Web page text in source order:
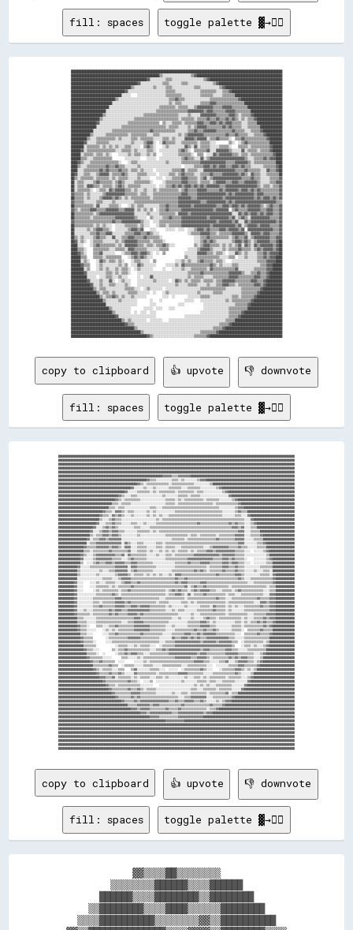
fill: spaces toggle palette ▓→✊🏽
██████████████████████████████████████████████████████████████████████████████████████████████████████████████████████████████████████
████████████████████████████████████████████████████████▒▒░░░░░░░░░░░░░░░░░░▒▒▓▓██████████████████████████████████████████████████████
████████████████████████████████████████████████▓▓░░░░░░░░░░▒▒▒▒░░░░░░░░░░░░░░░░░░░░▒▒▓▓██████████████████████████████████████████████
██████████████████████████████████████████▓▓░░░░░░░░░░░░░░▒▒▒▒░░░░░░░░▒▒▒▒░░░░░░░░░░░░░░░░▒▒▓▓████████████████████████████████████████
██████████████████████████████████████▒▒░░░░░░░░░░░░▒▒░░░░░░▒▒▒▒░░░░░░░░░░░░░░▒▒▒▒░░░░░░░░░░░░▒▒▓▓████████████████████████████████████
██████████████████████████████████▓▓░░░░░░░░░░░░░░░░░░░░░░░░▒▒▒▒▒▒░░░░░░░░░░░░░░░░▒▒▒▒▒▒▒▒▒▒░░░░▒▒▒▒▓▓████████████████████████████████
████████████████████████████████░░░░░░    ░░░░░░░░░░░░░░░░░░▒▒▒▒▒▒▒▒▒▒░░░░░░░░░░░░▒▒▒▒▒▒▒▒░░░░░░▒▒▒▒▒▒▒▒██████████████████████████████
████████████████████████████▒▒░░░░░░░░░░░░░░░░░░░░░░░░░░░░░░░░▒▒▒▒▓▓▒▒▒▒░░░░░░░░░░░░░░░░▒▒▒▒▒▒▒▒▒▒▒▒▒▒▒▒▒▒▓▓██████████████████████████
██████████████████████████░░░░░░░░░░░░░░░░░░░░░░░░░░░░░░░░░░░░▒▒░░▒▒▒▒░░░░░░░░░░░░▒▒▒▒▒▒▓▓▓▓▒▒▒▒▒▒▒▒▒▒▒▒▒▒▒▒▒▒████████████████████████
████████████████████████░░░░░░░░░░░░░░░░░░░░░░░░░░░░░░░░▒▒▒▒▒▒▒▒▒▒░░▒▒▒▒▒▒░░░░▒▒▓▓▓▓▓▓▓▓▓▓▒▒▒▒▒▒▓▓▓▓▓▓▒▒▒▒▒▒▒▒▒▒██████████████████████
██████████████████████░░░░░░░░░░░░░░░░░░░░░░░░░░░░░░░░▒▒▒▒▒▒▒▒▒▒▒▒▒▒▒▒▒▒▒▒▓▓▓▓▓▓▓▓▓▓▒▒▓▓▓▓▒▒▒▒▒▒▒▒▓▓▓▓▓▓▒▒▒▒▒▒▒▒▒▒████████████████████
████████████████████▒▒░░░░░░░░░░░░░░░░░░░░░░░░▒▒▒▒▒▒▒▒▒▒▒▒▒▒▒▒▒▒▒▒▒▒░░░░░░▒▒░░░░░░▓▓▓▓▓▓▓▓▓▓▒▒▒▒▒▒▒▒▓▓▓▓▒▒░░▒▒▒▒▒▒▓▓██████████████████
██████████████████▒▒░░░░░░░░░░░░░░░░░░░░▒▒▒▒▒▒▒▒▒▒▒▒▒▒▒▒▒▒▒▒▒▒▒▒▒▒▒▒░░▒▒▒▒▒▒▒▒░░▒▒▒▒▒▒▓▓▒▒▒▒▓▓▒▒▒▒▓▓▒▒▓▓▒▒░░▒▒░░▒▒▒▒▓▓████████████████
████████████████▓▓░░░░░░░░░░░░░░░░░░▒▒▒▒▒▒▒▒▒▒▒▒▒▒▒▒▒▒▒▒  ▒▒░░░░▒▒▒▒▒▒░░▒▒▒▒▒▒▒▒▓▓▓▓▒▒▒▒▓▓▓▓▒▒▓▓▒▒▓▓▓▓▒▒▒▒▒▒░░░░▒▒▒▒▒▒████████████████
████████████████░░░░░░░░░░░░░░░░▒▒▒▒▒▒▒▒▒▒▒▒▒▒▒▒▒▒▒▒▒▒▒▒▒▒▒▒░░▒▒▒▒▒▒░░░░░░▒▒░░▒▒▓▓▓▓▓▓▒▒▒▒▒▒▒▒▒▒▓▓▒▒▓▓▒▒▒▒▒▒░░░░▒▒▒▒▒▒▒▒██████████████
██████████████░░░░░░░░░░░░▒▒▒▒▒▒▒▒▒▒▒▒▒▒▒▒▒▒▒▒▒▒▒▒▓▓▒▒▒▒▒▒▒▒▒▒▒▒▒▒░░░░░░░░▒▒▒▒▓▓▒▒▒▒▓▓▓▓▓▓▓▓▒▒▒▒▒▒▒▒▒▒▓▓▒▒▒▒▒▒░░░░▒▒▒▒▒▒▓▓████████████
████████████▒▒░░░░░░░░▒▒▒▒▒▒▒▒▒▒▒▒▒▒░░▒▒▒▒▒▒▒▒▒▒░░░░▒▒▒▒░░░░░░░░░░░░▒▒░░▒▒▓▓▓▓▓▓▓▓▓▓▒▒▒▒▒▒▒▒▒▒▒▒▒▒▓▓▒▒▒▒▓▓▒▒▒▒▒▒░░░░▒▒▒▒▒▒▓▓██████████
██████████▒▒░░░░▒▒▒▒▒▒▒▒▒▒▒▒░░▒▒░░░░░░▒▒▒▒░░▒▒▒▒▒▒▒▒░░░░░░▒▒▒▒░░▒▒░░░░░░▓▓▓▓▓▓▒▒▓▓▓▓▓▓░░▒▒▒▒▓▓▒▒▒▒▒▒░░  ▒▒▒▒▓▓▒▒▒▒▒▒▒▒▒▒▒▒▒▒▓▓████████
████████▓▓░░░░░░▒▒▒▒▒▒▒▒░░░░░░░░░░░░░░▒▒░░░░░░▒▒▓▓▓▓░░  ░░▓▓▒▒▒▒▒▒░░░░▒▒▒▒▒▒▒▒▒▒░░▒▒▒▒▒▒░░░░        ▒▒░░  ░░▒▒▓▓▒▒▒▒▒▒▒▒▒▒▒▒▒▒████████
████████░░▒▒▒▒▒▒▒▒░░▒▒░░▒▒░░▒▒░░░░▒▒▒▒░░░░░░  ▒▒▓▓▒▒░░    ░░▒▒░░░░░░░░░░▓▓▒▒░░▓▓░░▒▒▒▒▒▒░░░░░░▒▒▒▒▒▒░░    ▒▒▒▒▒▒░░▒▒▒▒▒▒▒▒▒▒▒▒▓▓██████
██████▓▓░░▒▒▒▒▒▒▒▒▒▒▒▒▒▒▒▒▒▒░░░░▒▒▒▒▒▒░░▒▒░░░░░░▒▒▒▒░░  ░░░░░░░░░░░░▒▒▓▓▒▒░░  ▒▒▒▒▒▒▒▒▓▓░░░░▓▓▓▓▓▓▓▓▒▒░░░░░░▓▓░░▒▒▒▒▒▒░░▒▒▒▒▒▒▓▓██████
██████░░▒▒▒▒▒▒░░▒▒▒▒░░▒▒░░    ░░░░░░▒▒░░▒▒▒▒░░░░▒▒░░▒▒    ░░░░░░░░░░▒▒▒▒▒▒▒▒░░  ▒▒▒▒  ░░░░▓▓▒▒▓▓▓▓▓▓▓▓▒▒▒▒░░▒▒▒▒░░▒▒▒▒▒▒▒▒▒▒▒▒▒▒▓▓████
██████▒▒▒▒░░░░▒▒▒▒▒▒▒▒▒▒▒▒        ░░░░░░░░░░    ░░░░░░  ░░░░░░░░░░░░░░▒▒▓▓▒▒▒▒░░░░▓▓░░▒▒▓▓▓▓▓▓▓▓▓▓▓▓▓▓▓▓▓▓▓▓▓▓▒▒░░░░▒▒▒▒▒▒▓▓▒▒▓▓▓▓████
████▓▓▒▒░░░░▒▒▒▒▒▒▒▒▒▒▒▒▒▒▒▒▒▒░░    ░░▒▒▒▒░░░░░░░░░░░░░░░░░░▒▒░░░░░░░░▒▒▒▒▒▒▒▒▒▒▒▒▓▓▓▓▓▓▓▓▓▓▓▓▓▓▓▓▒▒▒▒▒▒▓▓▓▓▓▓▓▓▒▒░░▒▒▒▒▒▒▒▒▒▒▒▒▒▒████
████▒▒░░░░▒▒▒▒▒▒▒▒▒▒▒▒▓▓▒▒▒▒▓▓▒▒▒▒░░░░░░░░▒▒░░░░░░░░░░░░░░░░░░░░░░░░░░  ░░░░░░▒▒▒▒▒▒▓▓▓▓▒▒▓▓▒▒▓▓▓▓▒▒▒▒▓▓▓▓▒▒▓▓▒▒▒▒░░░░░░░░▒▒▒▒▒▒▒▒▓▓██
████░░░░▒▒▒▒▒▒▒▒▒▒▓▓▒▒▓▓▒▒▒▒▒▒▓▓▒▒▒▒░░▒▒▒▒░░▒▒░░░░░░  ░░░░░░░░░░▒▒▒▒▒▒▓▓░░▒▒▒▒▒▒░░░░▓▓▓▓▓▓▓▓▓▓▓▓▓▓▓▓▓▓▓▓▒▒▒▒▒▒▓▓▒▒▒▒▒▒▒▒░░░░▓▓▒▒▒▒▓▓██
██▓▓░░░░▒▒▒▒░░░░▒▒▓▓▓▓▓▓░░▒▒▒▒▒▒▓▓▒▒░░░░░░▒▒▒▒▒▒░░░░░░  ░░░░░░▒▒▒▒░░▒▒▓▓▒▒▒▒▒▒░░░░▒▒▒▒▒▒▓▓▒▒▒▒▒▒▓▓▓▓▓▓▓▓▓▓▒▒▓▓▒▒░░▓▓▒▒▒▒░░░░▒▒▒▒▒▒▒▒██
██▒▒░░▒▒▒▒▒▒▒▒░░▒▒▒▒▒▒▒▒░░▒▒░░▒▒▒▒▒▒░░░░░░▒▒░░░░░░    ░░░░  ░░░░▒▒▒▒▒▒▓▓▓▓▒▒▒▒▒▒░░▒▒▓▓░░▒▒▓▓▓▓▓▓▓▓▓▓▓▓▓▓▓▓▓▓▒▒▒▒▒▒▓▓▒▒▒▒░░░░░░▒▒▒▒▒▒▓▓
██░░▒▒▒▒░░░░░░▒▒▓▓▒▒▒▒▒▒▒▒░░▒▒▓▓▒▒░░░░░░▒▒▒▒▒▒▒▒▒▒░░      ░░▒▒▒▒▒▒▒▒▒▒▓▓▓▓▒▒▒▒▒▒░░▒▒▒▒▒▒░░▒▒▓▓▓▓▓▓▒▒▒▒▓▓▓▓▒▒▒▒▓▓▓▓▓▓▓▓▒▒░░░░░░▒▒▒▒▓▓▓▓
██░░▒▒▒▒░░▓▓▓▓▒▒▒▒░░▒▒▒▒▒▒░░▒▒▓▓▒▒░░▒▒▒▒▒▒▒▒░░░░░░░░░░  ░░░░▒▒▒▒▓▓▒▒▓▓▒▒▓▓▓▓▒▒▓▓▒▒▓▓▒▒▓▓▓▓▓▓▓▓▒▒▒▒▓▓▓▓▓▓▓▓▓▓▓▓▓▓▓▓▓▓▓▓▒▒░░▒▒▒▒░░▒▒▒▒▓▓
██░░▒▒▒▒▒▒▒▒░░  ░░▒▒▒▒░░▓▓▒▒▓▓▓▓▓▓▒▒▒▒░░▒▒░░░░▒▒░░░░▒▒░░▒▒▒▒▒▒▒▒▒▒▒▒░░▒▒▓▓▒▒▒▒▒▒▓▓▓▓▓▓▒▒▒▒▒▒▒▒▓▓▒▒▓▓▓▓▓▓▓▓▒▒▓▓▓▓▒▒▓▓▒▒▓▓▒▒▒▒▒▒▒▒▒▒▒▒▓▓
▓▓▒▒▒▒▒▒░░▒▒░░░░░░░░▒▒▓▓▓▓▓▓▓▓▓▓▓▓▒▒▒▒▒▒▒▒░░▒▒▒▒░░░░▒▒▒▒▒▒▒▒▒▒▒▒▒▒▒▒▒▒▓▓▓▓▒▒▒▒▒▒▓▓▓▓▓▓▓▓▓▓▓▓▓▓▓▓▓▓▒▒▓▓▒▒▓▓▓▓▓▓▓▓▓▓▓▓▒▒▓▓▓▓▒▒▒▒▒▒▒▒▒▒▓▓
██▒▒▒▒▒▒░░▒▒░░░░░░▒▒▓▓▓▓▓▓▒▒▓▓▒▒░░▒▒░░▒▒▒▒▒▒▒▒▒▒▒▒░░▒▒▒▒▒▒▒▒▒▒▒▒▒▒▒▒▓▓▓▓▓▓▓▓▒▒▒▒▓▓▓▓▓▓▓▓▓▓▓▓▓▓▓▓▒▒▓▓▓▓▓▓▓▓▓▓▓▓▓▓▓▓▓▓▒▒▓▓▒▒▓▓▓▓▒▒▓▓▒▒▓▓
▓▓▒▒▒▒▒▒░░░░░░░░▒▒▒▒░░░░░░▒▒░░░░░░░░░░░░▒▒▒▒▒▒▒▒▒▒▒▒▒▒▒▒▒▒▒▒▒▒▒▒▒▒▒▒▓▓▓▓▓▓▓▓▓▓▓▓▓▓▒▒▒▒▓▓▓▓▓▓▓▓▓▓▓▓▒▒▓▓▒▒▓▓▓▓▓▓▓▓▓▓▓▓▓▓▓▓▓▓▓▓▓▓▓▓▓▓▒▒▒▒
██▒▒▒▒▒▒▒▒▒▒▒▒░░▓▓░░░░░░▒▒▒▒▒▒░░    ░░▒▒░░▒▒▒▒░░░░░░░░░░▒▒▒▒▓▓▒▒▒▒▒▒▓▓▓▓▓▓▓▓▒▒▓▓▓▓▓▓▓▓▓▓▓▓▓▓▒▒▒▒▓▓▓▓▒▒▓▓▓▓▒▒▓▓▒▒▓▓▓▓▓▓▓▓▒▒░░▒▒▓▓▒▒▒▒▓▓
▓▓▒▒░░▒▒▒▒▒▒▓▓▓▓▒▒▒▒▒▒▓▓▓▓▓▓▓▓▒▒▒▒▓▓▓▓▓▓░░▒▒░░▒▒░░▒▒  ░░▒▒▒▒▓▓▒▒▒▒▒▒▒▒▓▓▓▓▓▓▓▓▓▓▓▓▓▓▓▓▓▓▓▓▒▒▓▓▓▓▓▓▓▓  ▒▒▓▓▒▒▒▒▒▒▓▓▓▓▓▓▓▓▒▒▒▒▓▓▓▓▒▒▒▒▓▓
██▒▒▒▒▒▒▒▒▒▒▒▒░░▒▒▓▓▓▓▓▓▓▓▓▓▓▓▓▓▓▓▓▓▓▓▓▓░░░░░░░░▒▒░░░░░░▒▒▒▒▒▒▒▒▒▒░░▓▓▓▓▓▓▒▒▓▓▓▓▓▓▓▓▓▓▓▓▓▓▓▓▓▓▓▓▓▓▓▓▓▓░░░░▓▓▒▒▓▓▒▒▓▓▓▓▒▒▓▓▒▒▓▓▓▓▒▒▒▒▓▓
██▒▒▒▒▒▒▒▒▒▒░░▒▒▒▒▒▒▒▒▒▒▒▒▒▒▓▓▓▓▓▓▓▓▓▓▓▓▒▒░░░░░░  ▒▒░░░░░░▒▒▒▒▓▓▒▒▒▒▒▒▓▓▓▓▓▓▓▓▓▓▓▓▓▓▓▓▒▒▓▓▓▓▓▓▓▓▓▓▓▓▒▒▓▓░░▒▒▓▓▒▒░░▓▓▓▓▓▓▓▓▓▓▓▓▒▒▒▒▒▒▓▓
▓▓▒▒▒▒▒▒▒▒▒▒▒▒▒▒▒▒▒▒▒▒▒▒▒▒▓▓▒▒▒▒▓▓▓▓▓▓▓▓▓▓▓▓▒▒░░░░  ░░░░▒▒▒▒▒▒▒▒▒▒▒▒▒▒▓▓▓▓▓▓▓▓▓▓▓▓▓▓▓▓▓▓▓▓▓▓▒▒▓▓▓▓▓▓▓▓▒▒▓▓░░░░▓▓▒▒▓▓▓▓▓▓▓▓▓▓▓▓▓▓▓▓▒▒▓▓
██▒▒▒▒▒▒▒▒▒▒▒▒░░▒▒░░▒▒░░░░  ░░░░░░▒▒▒▒▒▒▒▒░░▒▒░░░░    ░░▒▒▒▒░░▒▒▒▒▒▒▒▒▓▓▓▓▓▓▓▓▓▓▓▓▓▓▓▓▓▓▒▒▓▓▓▓▓▓▓▓▓▓▓▓▓▓▒▒▓▓░░▒▒▓▓▓▓▓▓▒▒▓▓▓▓▓▓▒▒▒▒▒▒▓▓
██░░░░░░░░▒▒░░▒▒▓▓▓▓▒▒▒▒░░  ░░░░░░░░▒▒▓▓▓▓▒▒▓▓    ░░░░      ░░░░░░  ░░░░  ░░░░▒▒▓▓▓▓▒▒▓▓▒▒▒▒▒▒▓▓▓▓▒▒▓▓▓▓▓▓▒▒▓▓  ▓▓▓▓▓▓▓▓▓▓▓▓▓▓▓▓▒▒▒▒▓▓
██░░░░░░░░░░▒▒▒▒▓▓▒▒▒▒▓▓▓▓░░░░░░░░▒▒▒▒▒▒▓▓▓▓▒▒▒▒▓▓▒▒░░░░                  ░░▒▒▒▒▒▒▓▓▓▓▓▓▒▒▒▒░░▒▒▒▒▒▒▒▒▓▓▓▓▓▓▓▓▒▒░░▓▓▓▓▓▓▒▒▓▓▓▓▒▒▒▒▒▒▓▓
██▒▒░░▒▒░░░░░░▒▒▓▓▒▒▒▒░░░░▓▓░░░░▒▒▒▒▓▓▓▓▒▒▒▒▒▒▓▓▒▒▒▒▒▒▒▒░░                    ░░░░▒▒▒▒▓▓▒▒▒▒▒▒▒▒▒▒▒▒░░▒▒▓▓▒▒▒▒▓▓░░▒▒▓▓▓▓▓▓▓▓▓▓▒▒▒▒▓▓▓▓
██▓▓░░▒▒░░  ░░▒▒▒▒▒▒░░░░░░░░▒▒░░▒▒▓▓▓▓▓▓▓▓▒▒▒▒▒▒▒▒░░▒▒▒▒▒▒░░                  ░░░░▒▒▓▓▒▒▓▓▒▒░░░░░░░░░░▒▒▓▓▓▓▒▒▓▓▒▒░░▒▒▓▓▓▓▓▓▓▓▒▒▒▒▓▓██
████░░░░    ░░▒▒▓▓▒▒▒▒▒▒▒▒▒▒░░▒▒░░▓▓▓▓▓▓▓▓▒▒▒▒░░▒▒▒▒░░▒▒▒▒▓▓▒▒░░░░            ▒▒░░▒▒▓▓▓▓▒▒▒▒▒▒░░▒▒░░▒▒░░▒▒▓▓░░▓▓▒▒░░▓▓▒▒▓▓▓▓▓▓▓▓▒▒▓▓██
████▒▒▒▒░░    ▒▒▒▒▒▒▒▒▒▒░░░░▒▒▒▒▒▒░░▓▓▓▓▒▒▒▒▒▒▒▒░░░░░░░░▒▒▒▒▒▒            ░░░░░░▒▒▓▓▓▓▓▓▒▒░░░░░░▒▒░░▒▒▒▒▒▒▓▓▒▒▒▒▒▒░░▒▒▓▓▒▒▓▓▓▓▓▓▒▒▓▓██
████▓▓▒▒░░    ▒▒▒▒▓▓░░░░░░░░    ░░▒▒▒▒▓▓▓▓▒▒▓▓▓▓▒▒░░  ░░  ▒▒            ░░░░░░░░▓▓▓▓▓▓▒▒▒▒░░▒▒▒▒░░  ░░░░▓▓▒▒░░▒▒░░░░░░▒▒▒▒▓▓▒▒▓▓▓▓▓▓██
██████▒▒▒▒    ▒▒▒▒▒▒░░▒▒▒▒▒▒▒▒▒▒    ░░▒▒▓▓▒▒▓▓▒▒░░░░                    ▒▒░░░░░░▒▒▒▒▒▒▒▒▒▒▒▒▒▒░░░░░░▒▒▒▒  ░░░░▒▒░░░░░░▒▒▒▒▓▓▒▒▓▓▓▓████
██████░░▒▒░░    ░░▓▓▒▒░░▒▒▒▒░░▒▒░░    ░░▒▒▒▒░░░░░░  ▒▒            ░░░░▒▒░░▒▒░░░░▒▒▓▓▒▒▒▒▒▒░░▒▒▒▒░░    ░░░░░░░░░░░░░░░░▒▒▒▒▒▒▓▓▓▓▓▓████
██████▓▓▒▒▒▒    ░░▒▒░░░░░░░░░░▒▒░░▒▒  ░░░░▓▓▒▒░░░░░░░░      ░░░░░░▒▒░░▓▓▒▒▒▒▒▒▒▒▒▒▒▒▒▒▒▒▓▓▒▒░░▒▒░░░░░░▒▒▒▒░░░░░░░░░░░░░░▒▒▒▒▓▓▓▓██████
████████░░▒▒    ░░▒▒░░▒▒░░░░▒▒░░▒▒▒▒░░  ░░▒▒░░░░░░░░      ░░    ░░░░░░▒▒░░░░▒▒▒▒▒▒▒▒▒▒░░▓▓▒▒▒▒▒▒▒▒▒▒▒▒▒▒▓▓░░░░░░░░░░▒▒▒▒▒▒▒▒▓▓▓▓██████
████████▓▓░░░░░░░░░░░░▒▒▒▒░░▒▒░░▒▒▒▒░░    ░░░░░░░░░░░░░░░░░░░░░░░░░░░░░░░░▒▒▒▒▒▒▒▒▓▓▒▒▒▒▒▒▒▒▒▒▒▒▒▒▒▒▓▓▓▓▓▓▓▓▒▒░░░░▒▒▒▒▓▓▒▒▒▒▓▓████████
██████████░░░░░░  ░░░░▒▒▒▒░░░░▒▒░░░░      ░░  ░░░░▓▓░░░░░░░░░░░░░░░░░░░░░░▒▒░░▒▒▒▒▒▒░░░░░░▒▒▒▒▒▒▒▒▒▒▓▓▓▓▓▓▒▒▒▒▒▒▒▒▒▒▓▓▓▓▒▒▒▒▓▓████████
██████████▓▓░░░░░░▒▒░░░░▓▓░░  ░░▒▒░░░░    ░░░░░░░░░░▒▒░░░░░░░░  ░░▓▓▒▒░░▒▒░░▒▒▒▒▒▒░░▒▒▒▒▒▒░░▒▒▒▒▓▓▓▓▓▓▓▓▒▒▒▒▒▒▒▒▒▒▓▓▓▓▒▒▒▒▓▓██████████
████████████▓▓░░░░▒▒░░░░▒▒▒▒░░░░░░▒▒░░    ░░░░░░░░░░░░░░░░░░░░░░░░▒▒░░░░░░▒▒▒▒▒▒░░░░░░▒▒░░░░▒▒▒▒▓▓▓▓▒▒▒▒░░▒▒▒▒▒▒▒▒▒▒▓▓▓▓▒▒▓▓██████████
██████████████▒▒░░▒▒▒▒░░░░░░░░░░░░▒▒▒▒▒▒░░░░  ░░▒▒░░░░░░░░  ░░░░░░░░░░░░░░░░░░░░░░▒▒▒▒▒▒▒▒▒▒▒▒▒▒▒▒░░░░░░░░░░▒▒▒▒▒▒▒▒▒▒▒▒▓▓████████████
████████████████▒▒░░▒▒▒▒░░▒▒░░░░░░░░▒▒▒▒▒▒░░░░░░░░  ░░    ░░▒▒░░░░░░░░░░░░░░░░░░▒▒░░░░░░░░▒▒▒▒▒▒░░░░░░░░░░░░▒▒▒▒▒▒▒▒▒▒▓▓██████████████
██████████████████▒▒░░▒▒▒▒▓▓▒▒░░▒▒░░░░▒▒░░░░░░░░          ░░░░  ░░        ░░░░░░░░▒▒▒▒▒▒░░░░░░░░░░░░░░▒▒▒▒░░▒▒▒▒▒▒▒▒▓▓████████████████
████████████████████▒▒░░░░░░░░▒▒░░░░░░░░░░        ░░    ░░              ░░░░░░    ░░░░░░░░░░░░░░░░▒▒░░▒▒▒▒▒▒▒▒▒▒▒▒▓▓██████████████████
██████████████████████░░░░░░░░░░░░░░░░░░░░        ░░░░              ░░░░            ░░░░░░░░░░░░░░░░░░░░▒▒▒▒▒▒▒▒▓▓████████████████████
████████████████████████▒▒░░░░░░░░░░░░        ░░░░░░  ░░░░    ░░░░                  ░░░░░░░░░░░░░░░░▒▒▒▒▒▒▒▒▒▒▒▒██████████████████████
██████████████████████████▒▒░░░░░░░░░░  ░░  ░░░░  ░░░░                            ░░░░░░░░░░░░░░░░░░▒▒▒▒▒▒▒▒▓▓████████████████████████
████████████████████████████▓▓░░░░░░░░░░░░░░░░░░░░░░░░                  ░░░░░░░░░░░░░░░░░░░░░░░░░░░░▒▒▒▒▒▒▓▓██████████████████████████
████████████████████████████████▒▒░░▒▒░░░░░░░░░░  ░░░░░░░░    ░░░░░░░░░░░░░░░░░░░░░░░░░░░░░░░░░░░░▒▒▒▒▒▒██████████████████████████████
██████████████████████████████████▓▓▒▒▒▒░░░░░░░░░░░░░░░░░░░░░░░░░░░░░░░░░░░░░░░░░░░░░░░░░░░░░░▒▒▒▒▒▒▓▓████████████████████████████████
████████████████████████████████████████▒▒░░░░░░░░░░░░░░░░░░░░░░░░░░░░░░░░░░░░░░░░░░░░░░░░▒▒▒▒▒▒▓▓████████████████████████████████████
████████████████████████████████████████████▒▒░░░░░░░░░░░░░░░░░░░░░░░░░░░░░░░░░░░░▒▒▒▒▒▒▒▒▒▒▓▓████████████████████████████████████████
copy to clipboard 👍 upvote 👎 downvote
fill: spaces toggle palette ▓→✊🏽
██████████████████████████████████████████████████████████████████████████████████████████████████████████████████████████████████████████████████████
██████████████████████████████████████████████████████████████████████████████████████████████████████████████████████████████████████████████████████
██████████████████████████████████████████████████████████████████████████████████████████████████████████████████████████████████████████████████████
██████████████████████████████████████████████████████████████████████████████████████████████████████████████████████████████████████████████████████
██████████████████████████████████████████████████████████████████████████████████████████████████████████████████████████████████████████████████████
██████████████████████████████████████████████████████████████████▓▓▓▓▓▓▒▒▒▒▓▓▓▓▓▓▓▓██████████████████████████████████████████████████████████████████
████████████████████████████████████████████████████████▓▓▒▒▒▒░░░░░░░░░░▒▒▒▒░░▒▒░░░░░░░░▒▒▓▓▓▓████████████████████████████████████████████████████████
██████████████████████████████████████████████████▓▓▒▒░░▒▒▒▒▒▒▒▒▒▒▒▒▒▒░░▒▒▒▒▒▒▒▒▒▒▒▒▒▒░░░░░░░░░░▒▒████████████████████████████████████████████████████
██████████████████████████████████████████████▓▓░░░░░░▒▒░░░░▒▒░░░░░░░░▒▒▒▒▒▒▒▒░░░░▒▒▒▒▒▒▒▒░░░░░░░░░░▒▒▓▓██████████████████████████████████████████████
██████████████████████████████████████████▓▓░░░░░░▒▒▒▒▒▒▒▒░░▒▒░░▒▒▒▒▒▒▒▒▒▒░░▒▒▒▒▒▒▒▒▒▒░░▒▒▒▒░░░░░░░░░░░░▒▒▓▓██████████████████████████████████████████
██████████████████████████████████████▓▓▒▒░░░░▒▒▒▒░░░░░░░░░░░░░░░░▒▒░░░░░░░░▒▒▒▒▒▒░░▒▒▒▒▒▒░░░░░░░░░░░░░░░░░░▓▓████████████████████████████████████████
████████████████████████████████████▓▓▒▒░░▒▒▒▒▒▒▒▒▒▒░░░░░░░░░░░░░░░░▒▒▒▒▒▒░░▒▒░░▒▒▒▒▒▒▒▒▒▒▒▒░░▒▒▒▒▒▒▒▒░░░░░░░░▒▒▓▓████████████████████████████████████
██████████████████████████████████▒▒▒▒░░▒▒▒▒▒▒░░░░░░░░░░░░░░░░░░░░░░▒▒▒▒▒▒░░▒▒▒▒▒▒▒▒▒▒▒▒▒▒▒▒▒▒▒▒▒▒░░▒▒▒▒▒▒▒▒▒▒▒▒▒▒▓▓██████████████████████████████████
████████████████████████████████▒▒▒▒░░▒▒▒▒░░░░░░░░░░░░░░░░▒▒▒▒░░░░▒▒▒▒▒▒▒▒▒▒▒▒▒▒▒▒▒▒▒▒▒▒▒▒▒▒▒▒▒▒▒▒▒▒▒▒░░░░░░░░░░▒▒▓▓▓▓████████████████████████████████
████████████████████████████▓▓▒▒▒▒░░▓▓▓▓▒▒░░▒▒▒▒░░░░░░░░▒▒░░▒▒░░░░░░░░░░░░▒▒▒▒▒▒▒▒▒▒▒▒▒▒▒▒▒▒▒▒▒▒▒▒▒▒▒▒▒▒░░░░░░░░▒▒▓▓▒▒▒▒██████████████████████████████
██████████████████████████▓▓▒▒▒▒░░▓▓▒▒▓▓▒▒░░░░▒▒░░░░░░░░▒▒░░▒▒░░▒▒░░░░▒▒▒▒▒▒▒▒▒▒▒▒▒▒▒▒▒▒▒▒▒▒▒▒▒▒▒▒▒▒▒▒▒▒░░░░░░░░▒▒▒▒░░░░▓▓████████████████████████████
██████████████████████████▒▒░░░░▒▒▓▓▒▒▒▒░░░░░░░░░░░░░░░░░░░░░░▒▒░░▒▒▒▒▒▒▒▒▒▒▒▒▒▒▒▒▒▒▒▒▒▒▒▒▒▒▒▒▒▒▒▒▒▒▒▒▒▒▒▒▒▒▒▒▒▒▒▒▒▒▒▒░░░░▓▓██████████████████████████
████████████████████████▓▓░░░░▒▒▒▒▓▓▒▒▒▒░░░░░░▒▒▒▒░░░░▒▒░░░░░░▒▒▒▒▒▒▒▒▒▒▒▒▒▒▒▒▒▒▒▒▒▒▒▒▒▒▓▓▒▒▒▒▒▒▒▒▒▒▒▒▒▒▒▒▒▒▓▓▒▒▓▓▒▒▒▒░░░░▒▒▓▓████████████████████████
██████████████████████▓▓░░░░▒▒▓▓▒▒▓▓▒▒░░░░░░░░░░▒▒▒▒░░░░░░▒▒▒▒▒▒▒▒▒▒▒▒▒▒▒▒▒▒▒▒▒▒▒▒▒▒▒▒▒▒▒▒▒▒▒▒▒▒▒▒▒▒▒▒▒▒▒▒▒▒▒▒▓▓▓▓▒▒▓▓░░░░▒▒▒▒████████████████████████
████████████████████▓▓░░░░▒▒▓▓▓▓▒▒▓▓▓▓▒▒▒▒░░░░░░░░▒▒▒▒▒▒▒▒░░▒▒░░▒▒▒▒▒▒▒▒▒▒▒▒▒▒▒▒▒▒▒▒▒▒▒▒▒▒▒▒▒▒▒▒▒▒▒▒▒▒▒▒▒▒▒▒▒▒▒▒▒▒▓▓▓▓░░░░▒▒▒▒▒▒██████████████████████
████████████████████▒▒░░▒▒▒▒▓▓▓▓▒▒▓▓▓▓▒▒░░░░░░░░░░▒▒░░░░░░░░░░░░░░░░▒▒▒▒▒▒▒▒▒▒▒▒▒▒░░▒▒▒▒░░▒▒▒▒▒▒▒▒▒▒░░▒▒▒▒▒▒▒▒▒▒▓▓▓▓▓▓░░░░▒▒▒▒▒▒▓▓████████████████████
██████████████████▓▓░░▒▒▒▒▓▓▓▓▒▒▓▓▓▓▓▓▓▓░░░░░░░░░░░░░░░░░░░░░░░░░░░░░░░░▒▒▒▒▒▒▒▒░░▒▒▒▒▒▒▒▒▒▒▒▒▒▒▒▒▒▒▓▓▒▒▒▒▒▒▒▒▒▒▓▓▓▓▓▓░░░░░░▒▒▒▒▒▒████████████████████
██████████████████░░▒▒▒▒▓▓▓▓▓▓▓▓▓▓▓▓▓▓▓▓░░▓▓▒▒░░░░▒▒▒▒░░░░░░░░▒▒▒▒░░▒▒▒▒▒▒▒▒▒▒▒▒▒▒▒▒▒▒▒▒▒▒▒▒▒▒▒▒▒▒▒▒▒▒▒▒▒▒▒▒▒▒▒▒▒▒▓▓▓▓░░░░░░░░▒▒▒▒▓▓██████████████████
████████████████▓▓▒▒▒▒▒▒▓▓▓▓▓▓▓▓▒▒▓▓▓▓▒▒░░▓▓▓▓░░░░▒▒▒▒▒▒░░░░░░▒▒▒▒░░▒▒▒▒▒▒░░░░▒▒▒▒▒▒▒▒▒▒▒▒▒▒░░░░▒▒▓▓▓▓▓▓▓▓▓▓▒▒▒▒▒▒▓▓▒▒▒▒░░░░░░▒▒▒▒▒▒██████████████████
████████████████▒▒▒▒░░▒▒▒▒▒▒▒▒▒▒▓▓▒▒▒▒▒▒▒▒▒▒▓▓░░░░▒▒▒▒▒▒░░▒▒░░░░▒▒░░▒▒░░▒▒░░▒▒▒▒▒▒░░▒▒░░▒▒▒▒▒▒▓▓▓▓▒▒▓▓▓▓▓▓▓▓▓▓▓▓▒▒▒▒▒▒░░░░  ░░░░░░▒▒▓▓████████████████
██████████████▓▓▒▒░░░░▒▒▓▓▓▓▓▓▓▓▓▓▓▓▒▒▒▒▓▓░░▓▓▒▒▒▒▒▒▒▒▒▒░░░░░░▒▒░░░░▒▒▒▒░░▒▒▒▒▒▒▒▒▒▒▒▒▓▓▓▓▓▓▓▓▓▓▓▓▓▓▓▓▒▒▓▓▓▓▓▓▓▓▒▒▒▒▒▒░░░░░░░░░░░░░░▒▒████████████████
██████████████▓▓░░░░░░▒▒▓▓▓▓▓▓▓▓▓▓▒▒▒▒▒▒░░░░▒▒▓▓▒▒▒▒▒▒▒▒░░░░░░░░░░░░▒▒▒▒▒▒▒▒▒▒▒▒▒▒▓▓▓▓▓▓▓▓▓▓▓▓▓▓▓▓▒▒▒▒▒▒▓▓▓▓▒▒▓▓▒▒▒▒▒▒░░    ░░░░░░░░▒▒▓▓██████████████
██████████████▒▒  ░░░░▒▒▓▓▒▒▒▒▓▓▓▓▒▒▓▓▓▓▓▓▒▒▒▒▓▓▓▓▒▒▒▒▒▒▒▒▒▒░░░░░░░░░░░░░░▒▒▒▒▒▒▒▒▓▓▒▒▒▒▒▒▓▓▓▓▓▓▒▒▒▒▒▒▒▒▓▓▓▓▒▒▓▓▓▓▒▒▒▒░░░░  ░░░░░░░░▒▒▒▒██████████████
████████████▓▓░░░░░░▒▒▒▒▒▒▒▒▒▒▒▒▒▒▒▒▓▓▓▓▓▓▓▓░░▓▓▓▓▒▒▒▒▒▒▒▒▒▒▒▒░░░░░░░░░░░░▒▒▒▒▒▒▒▒▒▒▒▒▒▒▒▒▒▒▒▒░░▒▒▒▒▒▒▒▒▓▓▓▓▒▒▒▒▓▓▒▒▒▒░░░░░░░░░░▒▒▒▒▒▒▒▒██████████████
████████████▒▒░░░░░░░░░░░░▒▒░░░░▒▒▒▒▓▓▓▓▓▓▓▓░░▒▒▓▓▒▒▒▒▒▒▒▒▒▒░░░░░░░░░░░░▒▒▒▒▒▒▒▒▒▒▒▒▒▒▓▓▒▒▓▓▒▒░░▒▒▒▒▒▒▒▒▓▓▒▒▒▒▒▒▓▓▒▒▒▒░░░░░░▒▒░░░░▒▒▒▒░░██████████████
████████████▒▒░░░░░░░░░░▒▒░░░░░░░░░░▒▒▓▓▓▓▓▓▒▒░░▒▒▒▒▒▒░░▒▒░░▒▒░░▒▒░░░░▒▒░░▓▓▓▓▒▒▒▒▒▒▒▒▒▒▒▒▒▒▒▒▒▒▒▒▒▒▓▓▒▒▒▒▒▒▒▒▒▒▓▓▓▓▒▒░░░░░░░░░░▒▒▒▒▒▒░░▓▓████████████
████████████░░░░░░░░░░░░░░░░▒▒▒▒▒▒░░░░▒▒▓▓▓▓▓▓▒▒▒▒▒▒▒▒▒▒▒▒▒▒▒▒▒▒▒▒▒▒▒▒▒▒▒▒▓▓▒▒▒▒▓▓▒▒▒▒▒▒▒▒▒▒▒▒▒▒▒▒▒▒▒▒▒▒▒▒▒▒▒▒▒▒▒▒▓▓▒▒░░░░▒▒▒▒▒▒▒▒▒▒▒▒▒▒▓▓████████████
██████████▓▓░░░░    ░░░░▒▒░░░░▒▒▒▒▒▒░░░░▒▒▓▓▓▓▒▒▒▒▓▓▒▒▒▒▒▒▒▒▒▒▒▒▒▒▒▒▒▒▒▒▒▒▓▓▒▒▓▓▓▓▒▒▒▒▒▒▒▒▓▓▓▓▒▒▒▒▒▒▒▒▒▒▒▒▒▒▒▒▒▒▒▒▒▒▒▒▒▒░░░░▒▒▒▒▒▒▒▒▒▒▒▒▓▓████████████
██████████▓▓░░░░    ░░░░▒▒▒▒▒▒▒▒░░▒▒░░▒▒▒▒▒▒▒▒▓▓▒▒▒▒▒▒▒▒▒▒▒▒▒▒▒▒▒▒▒▒▒▒▒▒▒▒▒▒▒▒▒▒▓▓░░▒▒▓▓▒▒▒▒▓▓▒▒▒▒▒▒▒▒▒▒▒▒▒▒░░▒▒▒▒▒▒▒▒▒▒▒▒▒▒▒▒▒▒▒▒▒▒░░▒▒▒▒████████████
██████████▓▓░░░░      ░░▒▒░░▒▒▒▒▒▒▒▒▒▒░░▒▒▒▒▓▓▒▒▒▒▒▒▒▒▒▒▒▒▒▒▒▒▒▒▒▒▒▒░░▒▒▓▓▒▒▓▓▒▒▒▒░░▒▒▓▓▒▒▓▓▓▓▓▓▒▒▒▒░░░░▒▒▒▒▒▒░░▒▒▓▓▒▒▒▒▒▒▒▒▒▒▒▒▒▒░░░░▒▒▒▒████████████
██████████▓▓░░░░░░░░░░░░▒▒▒▒▒▒▒▒▒▒▓▓▒▒░░▒▒▒▒▒▒▒▒▒▒▒▒▒▒▒▒▒▒▒▒▒▒▒▒▒▒▒▒░░▒▒▒▒▓▓▓▓▒▒░░▓▓░░▒▒▒▒▒▒▓▓▒▒▒▒▒▒▒▒▒▒▒▒░░▒▒▒▒░░░░▒▒▒▒▒▒▒▒▒▒▒▒▒▒░░░░▓▓▓▓████████████
██████████▓▓░░░░░░░░░░▒▒▒▒▒▒▒▒▒▒▒▒▒▒▓▓▓▓▒▒▒▒▒▒▒▒▒▒▒▒▒▒▒▒▒▒▒▒▒▒▒▒░░░░▒▒▒▒▒▒▒▒▒▒▒▒░░▒▒▒▒▒▒▒▒▒▒▒▒▒▒▒▒▒▒▓▓▒▒▒▒░░░░▒▒▒▒▒▒▒▒▒▒▒▒▒▒▒▒▓▓▒▒▒▒▒▒▓▓▓▓████████████
██████████▓▓░░░░░░░░░░▒▒▒▒░░▒▒▒▒▒▒▒▒▓▓▓▓▓▓▒▒▓▓▒▒▒▒▒▒▒▒▒▒▒▒▒▒▒▒░░▒▒▒▒▒▒░░░░░░░░▒▒▒▒░░▒▒░░▒▒▒▒▒▒▒▒▒▒▒▒▒▒▒▒▒▒░░▒▒▒▒▒▒▒▒▒▒▒▒▒▒▒▒░░░░▓▓▓▓▒▒▓▓▓▓████████████
██████████▓▓░░░░░░░░░░▒▒▒▒▓▓▒▒▒▒▒▒▒▒▓▓▓▓▓▓▒▒▒▒▓▓▓▓▒▒▓▓▓▓▓▓▒▒▒▒▒▒▒▒▒▒░░▒▒░░░░░░░░▒▒░░░░░░░░▒▒▒▒▒▒░░▓▓▒▒▒▒▒▒░░▒▒░░▒▒░░░░▒▒▒▒▒▒▒▒▒▒▓▓▒▒▒▒▓▓▓▓████████████
██████████▓▓░░░░▒▒░░░░▒▒▒▒▒▒▒▒▒▒▓▓▒▒▓▓▓▓▒▒▒▒▓▓▓▓▓▓▓▓▓▓▓▓▓▓▒▒▒▒▒▒▒▒▒▒░░░░▒▒░░▒▒▒▒░░░░░░░░▒▒▒▒▒▒▒▒▒▒▓▓▒▒▒▒▒▒░░▒▒░░░░░░░░▒▒▒▒▒▒▒▒▒▒▒▒▒▒▒▒▓▓▓▓████████████
██████████▓▓▒▒▒▒▒▒▒▒░░▒▒▒▒▒▒▒▒▒▒▓▓▒▒▓▓▒▒▒▒▒▒▓▓▓▓▓▓▒▒▓▓▒▒▒▒▒▒▒▒▒▒▒▒▒▒▒▒▒▒▒▒▒▒░░░░░░░░▒▒░░░░▒▒▒▒▒▒▒▒▒▒▒▒▒▒▒▒░░▒▒▒▒▒▒▒▒▒▒▒▒░░░░▒▒▒▒▒▒▒▒▓▓▓▓▓▓████████████
████████████▒▒▒▒░░░░░░░░▒▒▒▒▒▒▒▒▒▒▒▒▒▒▒▒▒▒▒▒▒▒▒▒▓▓▓▓▒▒▒▒▒▒▒▒▒▒▒▒▒▒▒▒▒▒▒▒░░░░▒▒░░░░░░▒▒░░░░░░▒▒▓▓▒▒▒▒░░▒▒▒▒▒▒▒▒▒▒▒▒▒▒░░▒▒░░░░▒▒▒▒▒▒▓▓▒▒▓▓▓▓████████████
████████████▒▒▒▒▒▒░░░░░░▒▒▒▒▒▒▒▒▒▒▒▒▒▒▒▒░░░░▒▒▒▒▓▓▓▓▓▓▒▒▒▒▒▒▒▒▒▒▒▒▒▒▒▒░░░░░░░░░░░░▒▒▒▒▒▒▒▒▓▓▓▓▒▒░░▒▒░░░░░░░░░░░░▒▒▒▒░░▒▒░░▒▒▒▒▓▓▒▒▓▓▒▒▒▒▓▓████████████
████████████▓▓▒▒▒▒░░    ▒▒▒▒░░░░▒▒▒▒▓▓▒▒▒▒▒▒▒▒▒▒▓▓▓▓▓▓▓▓▓▓▒▒▒▒▒▒▒▒▒▒░░░░▒▒░░░░░░░░▒▒▒▒▒▒▒▒▓▓▓▓▓▓▒▒▒▒░░░░░░░░░░▒▒▒▒▒▒░░▒▒▒▒▒▒▒▒▒▒▒▒▓▓▒▒▓▓██████████████
████████████▓▓▒▒▒▒░░░░░░    ░░▒▒░░▒▒░░▒▒▒▒▒▒▒▒▒▒▓▓▓▓▓▓▓▓▓▓▒▒▒▒▒▒▒▒▒▒░░░░░░▒▒▒▒▒▒▒▒▒▒▒▒▓▓▒▒▒▒▓▓▒▒▒▒▓▓▒▒░░░░░░░░▒▒▒▒▒▒░░  ▒▒▒▒▒▒▒▒▓▓▒▒▒▒▒▒██████████████
██████████████▒▒▒▒░░░░      ░░░░▒▒▒▒▓▓▒▒▒▒▒▒▒▒▒▒▒▒▒▒▓▓▒▒▒▒▒▒▒▒▒▒▒▒░░░░░░▒▒▒▒▒▒▒▒▓▓▓▓▒▒▒▒▓▓▒▒▓▓▓▓▓▓▓▓▒▒▒▒▒▒▒▒▒▒▒▒░░░░  ▒▒▒▒▒▒▒▒▓▓▒▒▒▒▒▒▓▓██████████████
██████████████▓▓▒▒▒▒▒▒        ░░▒▒▒▒▒▒▒▒▒▒▒▒▓▓▓▓▓▓▓▓▒▒▒▒▒▒▒▒▒▒▒▒░░░░░░░░▓▓▒▒▒▒▓▓▓▓▒▒▓▓▒▒▓▓▒▒▒▒▓▓▓▓▓▓▓▓▓▓▓▓▓▓▒▒▒▒░░░░░░▒▒▒▒▒▒▒▒▒▒▒▒▒▒▒▒████████████████
██████████████▓▓▒▒▒▒▒▒░░      ░░░░▒▒▒▒▒▒▒▒▒▒▒▒▒▒▒▒▒▒▒▒▒▒▒▒▒▒▒▒▒▒░░░░▒▒▒▒▒▒▓▓▓▓▓▓▓▓▓▓▓▓▓▓▓▓▒▒▓▓▓▓▓▓▓▓▒▒▓▓▓▓▓▓▓▓▒▒▒▒  ░░▒▒▒▒▒▒▒▒▒▒▒▒░░▒▒████████████████
████████████████▒▒▒▒▒▒▒▒            ░░▒▒▒▒▒▒░░░░▒▒░░▒▒▒▒▒▒░░░░  ░░▒▒▒▒▒▒▒▒▓▓▓▓▓▓▓▓▓▓▓▓▓▓▓▓▓▓▓▓▓▓▓▓▓▓▓▓▓▓▓▓▓▓▓▓▒▒    ░░▒▒▒▒░░▒▒░░░░▒▒▓▓████████████████
████████████████▓▓▒▒▒▒░░░░        ▒▒░░▒▒▒▒▓▓▒▒▒▒▒▒▒▒▒▒▒▒▒▒░░░░▒▒▒▒▓▓▒▒▓▓▓▓▓▓▓▓▓▓▓▓▓▓▓▓▓▓▓▓▒▒▓▓▓▓▒▒▒▒▒▒▒▒▒▒▓▓▓▓▒▒▒▒░░░░░░▒▒▒▒▒▒▒▒▒▒▒▒██████████████████
██████████████████▒▒▒▒▒▒░░  ░░      ░░▒▒▒▒▓▓▒▒▓▓▓▓▒▒▒▒░░░░▒▒▒▒▒▒▒▒▒▒▒▒▓▓▓▓▓▓▓▓▓▓▓▓▓▓▓▓▓▓▒▒▓▓▓▓▒▒▒▒▒▒▒▒▒▒▒▒▓▓▓▓▓▓▓▓▒▒▒▒▒▒▒▒▒▒░░░░▒▒▓▓██████████████████
██████████████████▓▓▒▒▒▒▒▒▒▒░░░░░░      ▒▒▒▒░░░░░░▒▒░░▒▒▒▒▒▒▒▒▒▒▒▒▒▒▒▒▒▒▒▒▓▓▓▓▓▓▓▓▓▓▒▒▒▒▓▓▓▓▓▓▒▒░░▒▒▒▒▒▒▒▒▒▒▓▓▒▒▓▓▒▒▓▓▓▓▒▒▒▒░░░░▒▒████████████████████
████████████████████▓▓▒▒▒▒▓▓▒▒▒▒▒▒▒▒  ░░░░      ░░░░░░▒▒░░▒▒▒▒▒▒▒▒▒▒▒▒▒▒▒▒▒▒▒▒▒▒▒▒▒▒▒▒▓▓▓▓▓▓▒▒▒▒░░░░░░▒▒▒▒▓▓░░░░▒▒▓▓▓▓▓▓▒▒▒▒░░▒▒▓▓████████████████████
██████████████████████▒▒▒▒▒▒▒▒▒▒▓▓▒▒▒▒  ░░▒▒▒▒▒▒░░░░░░▒▒▒▒▒▒░░░░░░▒▒▒▒▒▒▒▒▒▒▒▒░░░░▒▒▒▒▒▒▒▒▒▒▒▒░░░░  ░░░░░░░░▒▒▒▒▒▒▓▓▓▓▒▒▒▒▒▒▒▒▓▓██████████████████████
██████████████████████▓▓▒▒░░▒▒▒▒▒▒░░░░▒▒▒▒    ▒▒▓▓░░░░░░░░▒▒▒▒▒▒░░░░  ░░░░░░  ░░▒▒▒▒▒▒▒▒▒▒▓▓▒▒░░░░    ░░▒▒▒▒▒▒▒▒▓▓▓▓▒▒░░▒▒░░▒▒████████████████████████
████████████████████████▓▓▒▒▒▒▒▒▓▓▒▒▒▒▓▓▒▒░░░░░░▓▓▒▒▒▒▒▒▒▒▒▒▒▒░░▒▒▒▒▒▒▒▒▒▒▒▒▓▓▓▓▓▓▒▒▒▒▒▒▒▒▒▒░░░░░░▒▒▒▒▒▒▒▒▒▒▒▒▒▒▓▓▒▒░░░░░░▒▒██████████████████████████
██████████████████████████▓▓▓▓▒▒▒▒▓▓░░▒▒▒▒▒▒▒▒░░▒▒░░▒▒▒▒▒▒░░░░▒▒▒▒░░▒▒░░░░░░░░░░▒▒░░░░▒▒▒▒░░▒▒░░▒▒▒▒▒▒▒▒▒▒░░▒▒▒▒▒▒▒▒░░░░▒▒▓▓██████████████████████████
████████████████████████████▓▓▒▒▒▒▒▒▒▒▒▒▒▒▒▒▓▓▒▒▒▒░░  ░░░░▒▒  ░░░░░░░░░░░░░░░░▒▒░░░░░░░░▒▒▒▒▒▒░░▒▒▒▒░░░░▒▒▒▒▒▒▒▒░░░░░░░░▓▓████████████████████████████
██████████████████████████████▓▓▒▒▒▒░░▒▒▒▒▒▒▒▒▒▒▒▒▒▒░░░░░░░░    ░░░░░░░░░░░░░░░░░░░░░░▒▒░░▒▒░░▒▒░░░░▒▒▒▒▒▒▒▒▒▒░░░░░░░░▓▓██████████████████████████████
████████████████████████████████▓▓▒▒▒▒▒▒▒▒▒▒▓▓▒▒▒▒▓▓▒▒░░▒▒▒▒▒▒░░░░░░░░░░░░░░░░░░░░░░▒▒▒▒░░░░▒▒▒▒▒▒▒▒░░▒▒▒▒▒▒▒▒░░░░░░▓▓████████████████████████████████
██████████████████████████████████▓▓▒▒▒▒▒▒▒▒▒▒▓▓▓▓▓▓▒▒▒▒▒▒▒▒▒▒░░░░░░░░░░▒▒░░░░▒▒▒▒░░▒▒▒▒▒▒▒▒▒▒░░▒▒▒▒▒▒▒▒▒▒▓▓░░▒▒▒▒████████████████████████████████████
████████████████████████████████████▓▓▒▒▒▒▒▒▒▒▓▓▒▒▓▓▒▒▒▒▒▒▒▒▒▒▒▒▒▒▒▒▒▒▒▒▒▒▒▒░░░░▒▒▒▒▓▓▓▓▓▓▓▓▓▓░░░░▒▒▒▒▒▒▒▒▒▒▒▒▓▓██████████████████████████████████████
████████████████████████████████████████▓▓▒▒▒▒▒▒▓▓▒▒▓▓▓▓▓▓▓▓▓▓▓▓▓▓▓▓▓▓▒▒▒▒▓▓▒▒▒▒▓▓▓▓▓▓▒▒▒▒▓▓▒▒░░░░░░▒▒░░▒▒▓▓▓▓████████████████████████████████████████
████████████████████████████████████████████▒▒▒▒▒▒▓▓▓▓▓▓▓▓▒▒▓▓▓▓▒▒▒▒▒▒▒▒▒▒▒▒▒▒▓▓▒▒▒▒▒▒▒▒▒▒▒▒▒▒▒▒▓▓▒▒▒▒▒▒▓▓████████████████████████████████████████████
██████████████████████████████████████████████▓▓▓▓▒▒▓▓▓▓▓▓▒▒▒▒▒▒▒▒▒▒▓▓▒▒▒▒▒▒▓▓▒▒▒▒▒▒▒▒▒▒▒▒▒▒▒▒░░▒▒▒▒▓▓████████████████████████████████████████████████
████████████████████████████████████████████████████▓▓▓▓▒▒▓▓▓▓▓▓▓▓▓▓▓▓▓▓▒▒▒▒▓▓▓▓▓▓▓▓▓▓▓▓▓▓▓▓▒▒▓▓▓▓████████████████████████████████████████████████████
██████████████████████████████████
copy to clipboard 👍 upvote 👎 downvote
fill: spaces toggle palette ▓→✊🏽
              ▓▓▒▒▒▒██▒▒▒▒▒▒▒▒
          ▒▒▒▒▒▒▒▒██████▒▒▒▒██████
        ██████▒▒▒▒████████▒▒████████
      ▒▒████████▒▒▒▒████▒▒▒▒▒▒████████
    ▒▒▒▒██████████▒▒▒▒▒▒▒▒▓▓▒▒██████████